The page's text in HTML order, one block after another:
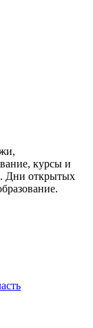
курсы и
Дни открытых